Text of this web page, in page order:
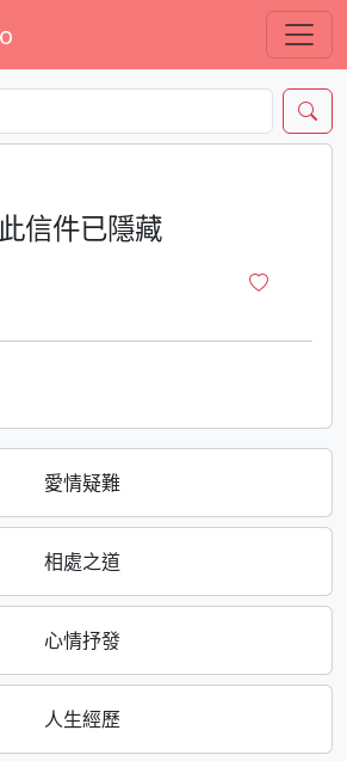
愛情疑難
相處之道
心情抒發
人生經歷
此信件已隱藏